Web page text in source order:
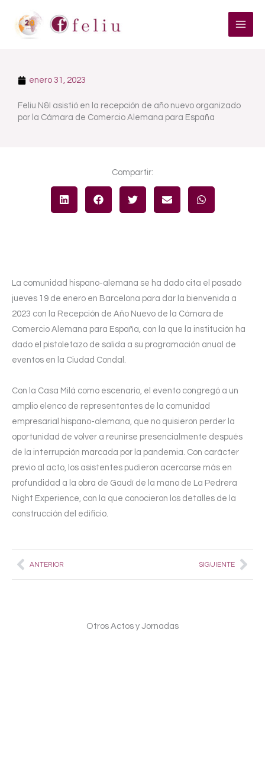
contenido
enero 31, 2023
Feliu N&I asistió en la recepción de año nuevo organizado
por la Cámara de Comercio Alemana para España
Compartir:
La comunidad hispano-alemana se ha dado cita el pasado
jueves 19 de enero en Barcelona para dar la bienvenida a
2023 con la Recepción de Año Nuevo de la Cámara de
Comercio Alemana para España, con la que la institución ha
dado el pistoletazo de salida a su programación anual de
eventos en la Ciudad Condal.
Con la Casa Milá como escenario, el evento congregó a un
amplio elenco de representantes de la comunidad
empresarial hispano-alemana, que no quisieron perder la
oportunidad de volver a reunirse presencialmente después
de la interrupción marcada por la pandemia. Con carácter
previo al acto, los asistentes pudieron acercarse más en
profundidad a la obra de Gaudí de la mano de La Pedrera
Night Experience, con la que conocieron los detalles de la
construcción del edificio.
PrevANTERIOR SIGUIENTE
Otros Actos y Jornadas